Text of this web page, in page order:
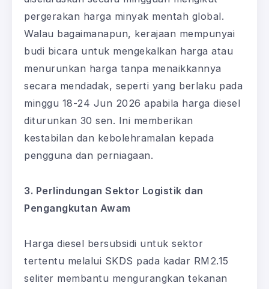
pergerakan harga minyak mentah global.
Walau bagaimanapun, kerajaan mempunyai
budi bicara untuk mengekalkan harga atau
menurunkan harga tanpa menaikkannya
secara mendadak, seperti yang berlaku pada
minggu 18-24 Jun 2026 apabila harga diesel
diturunkan 30 sen. Ini memberikan
kestabilan dan kebolehramalan kepada
pengguna dan perniagaan.
3. Perlindungan Sektor Logistik dan
Pengangkutan Awam
Harga diesel bersubsidi untuk sektor
tertentu melalui SKDS pada kadar RM2.15
seliter membantu mengurangkan tekanan